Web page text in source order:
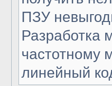
ПЗУ
Разработка
частотному
линейный